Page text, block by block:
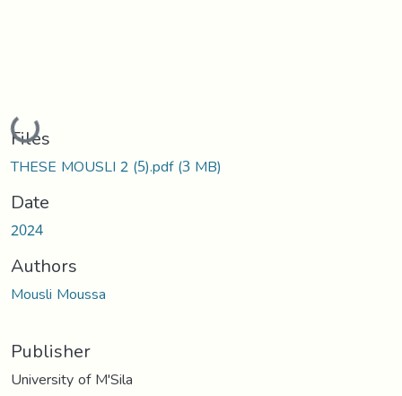
Loading...
Files
THESE MOUSLI 2 (5).pdf(3 MB)
Date
2024
Authors
Mousli Moussa
Publisher
University of M'Sila